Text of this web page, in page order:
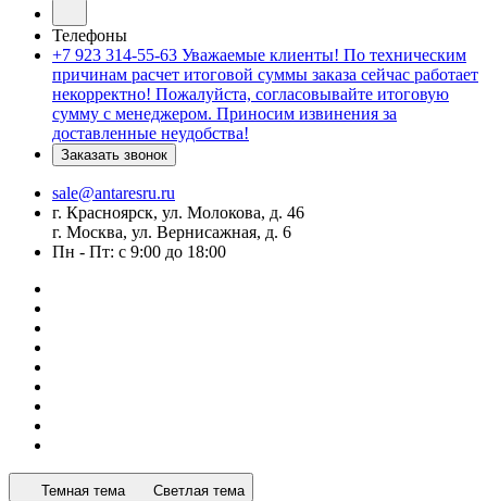
Телефоны
+7 923 314-55-63 Уважаемые клиенты! По техническим
причинам расчет итоговой суммы заказа сейчас работает
некорректно! Пожалуйста, согласовывайте итоговую
сумму с менеджером. Приносим извинения за
доставленные неудобства!
Заказать звонок
sale@antaresru.ru
г. Красноярск, ул. Молокова, д. 46
г. Москва, ул. Вернисажная, д. 6
Пн - Пт: с 9:00 до 18:00
Темная тема Светлая тема